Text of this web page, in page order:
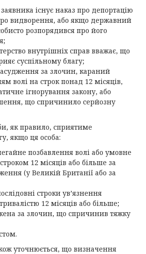
існує наказ про депортацію
видворення, або якщо державний
розпорядився про його
внутрішніх справ вважає, що
суспільному благу;
за злочин, караний
волі на строк понад 12 місяців,
ігнорування закону, або
що спричинило серйозну
як правило, сприятиме
якщо ця особа:
позбавлення волі або умовне
12 місяців або більше за
(у Великій Британії або за
строки ув’язнення
12 місяців або більше;
за злочин, що спричинив тяжку
уточнюється, що визначення